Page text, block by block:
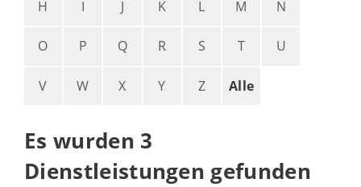
H I J K L M N
O P Q R S T U
V W X Y Z Alle
Es wurden 3
Dienstleistungen gefunden